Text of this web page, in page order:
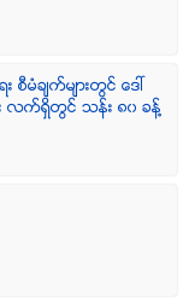
မံခ်က္မ်ားတြင္ ေဒၚ
က္ရွိတြင္ သန္း ၈၀ ခန္႔